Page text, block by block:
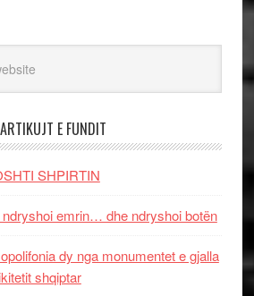
ARTIKUJT E FUNDIT
SHPIRTIN
emrin… dhe ndryshoi botën
dy nga monumentet e gjalla
shqiptar